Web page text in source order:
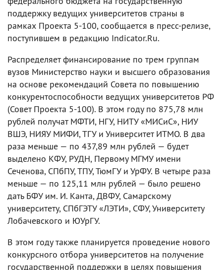
поддержку ведущих университетов страны в
рамках Проекта 5-100, сообщается в пресс-релизе,
поступившем в редакцию Indicator.Ru.
Распределяет финансирование по трем группам
вузов Министерство науки и высшего образования
на основе рекомендаций Совета по повышению
конкурентоспособности ведущих университетов РФ
(Совет Проекта 5-100). В этом году по 875,78 млн
рублей получат МФТИ, НГУ, НИТУ «МИСиС», НИУ
ВШЭ, НИЯУ МИФИ, ТГУ и Университет ИТМО. В два
раза меньше — по 437,89 млн рублей — будет
выделено КФУ, РУДН, Первому МГМУ имени
Сеченова, СПбПУ, ТПУ, ТюмГУ и УрФУ. В четыре раза
меньше — по 125,11 млн рублей — было решено
дать БФУ им. И. Канта, ДВФУ, Самарскому
университету, СПбГЭТУ «ЛЭТИ», СФУ, Университету
Лобачевского и ЮУрГУ.
В этом году также планируется проведение нового
конкурсного отбора университетов на получение
государственной поддержки в целях повышения